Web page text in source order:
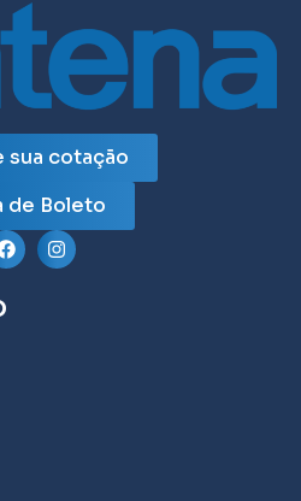
sua cotação
de Boleto